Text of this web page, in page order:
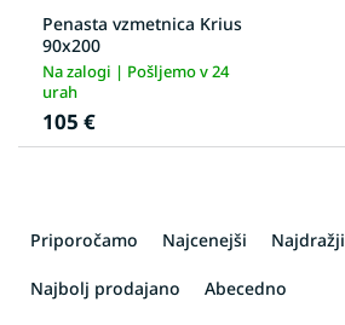
Penasta vzmetnica Krius
90x200
Na zalogi | Pošljemo v 24
urah
105 €
Priporočamo Najcenejši Najdražji
Najbolj prodajano Abecedno